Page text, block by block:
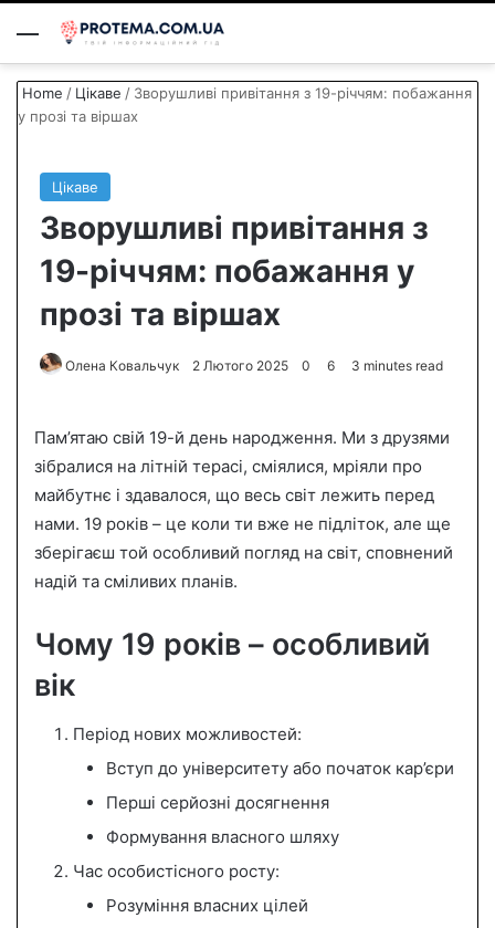
Menu
Home / Цікаве / Зворушливі привітання з 19-річчям: побажання
у прозі та віршах
Цікаве
Зворушливі привітання з
19-річчям: побажання у
прозі та віршах
Олена Ковальчук
d
a
n
e
m
a
2 Лютого 2025 0 6 3 minutes read
Пам’ятаю свій 19-й день народження. Ми з друзями
зібралися на літній терасі, сміялися, мріяли про
майбутнє і здавалося, що весь світ лежить перед
нами. 19 років – це коли ти вже не підліток, але ще
зберігаєш той особливий погляд на світ, сповнений
надій та сміливих планів.
Чому 19 років – особливий
вік
Період нових можливостей:
Вступ до університету або початок кар’єри
Перші серйозні досягнення
Формування власного шляху
Час особистісного росту:
Розуміння власних цілей